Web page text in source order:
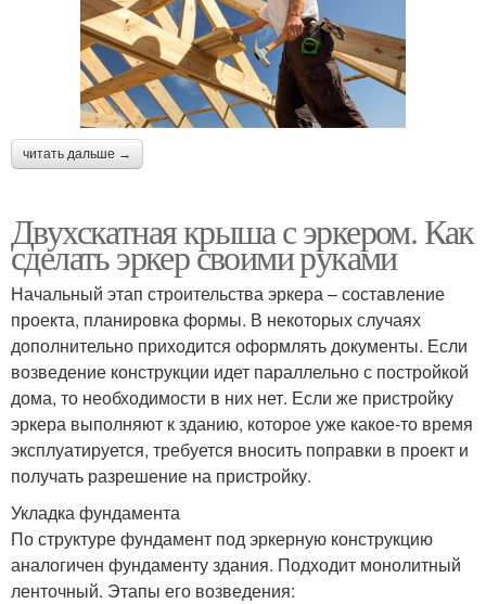
читать дальше →
Двухскатная крыша с эркером. Как
сделать эркер своими руками
Начальный этап строительства эркера – составление
проекта, планировка формы. В некоторых случаях
дополнительно приходится оформлять документы. Если
возведение конструкции идет параллельно с постройкой
дома, то необходимости в них нет. Если же пристройку
эркера выполняют к зданию, которое уже какое-то время
эксплуатируется, требуется вносить поправки в проект и
получать разрешение на пристройку.
Укладка фундамента
По структуре фундамент под эркерную конструкцию
аналогичен фундаменту здания. Подходит монолитный
ленточный. Этапы его возведения: